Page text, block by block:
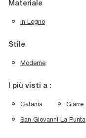
Materiale
In Legno
Stile
Moderne
I più visti a :
Catania Giarre
San Giovanni La Punta